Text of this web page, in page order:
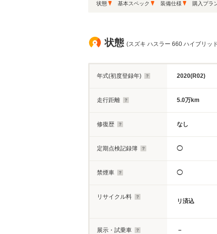
状態 基本スペック 装備仕様 購入プラ
状態 (スズキ ハスラー 660 ハイブリッ
年式(初度登録年) 2020(R02)
走行距離 5.0万km
修復歴 なし
定期点検記録簿 ◯
禁煙車 ◯
リサイクル料
リ済込
展示・試乗車 －